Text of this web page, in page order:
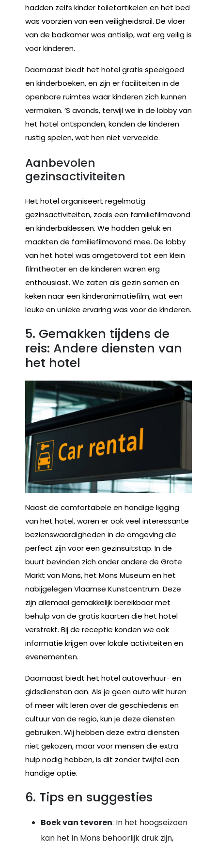
hadden zelfs kinder toiletartikelen en het bed
was voorzien van een veiligheidsrail. De vloer
van de badkamer was antislip, wat erg veilig is
voor kinderen.
Daarnaast biedt het hotel gratis speelgoed
en kinderboeken, en zijn er faciliteiten in de
openbare ruimtes waar kinderen zich kunnen
vermaken. ‘S avonds, terwijl we in de lobby van
het hotel ontspanden, konden de kinderen
rustig spelen, wat hen niet verveelde.
Aanbevolen
gezinsactiviteiten
Het hotel organiseert regelmatig
gezinsactiviteiten, zoals een familiefilmavond
en kinderbaklessen. We hadden geluk en
maakten de familiefilmavond mee. De lobby
van het hotel was omgetoverd tot een klein
filmtheater en de kinderen waren erg
enthousiast. We zaten als gezin samen en
keken naar een kinderanimatiefilm, wat een
leuke en unieke ervaring was voor de kinderen.
5. Gemakken tijdens de
reis: Andere diensten van
het hotel
Naast de comfortabele en handige ligging
van het hotel, waren er ook veel interessante
bezienswaardigheden in de omgeving die
perfect zijn voor een gezinsuitstap. In de
buurt bevinden zich onder andere de Grote
Markt van Mons, het Mons Museum en het
nabijgelegen Vlaamse Kunstcentrum. Deze
zijn allemaal gemakkelijk bereikbaar met
behulp van de gratis kaarten die het hotel
verstrekt. Bij de receptie konden we ook
informatie krijgen over lokale activiteiten en
evenementen.
Daarnaast biedt het hotel autoverhuur- en
gidsdiensten aan. Als je geen auto wilt huren
of meer wilt leren over de geschiedenis en
cultuur van de regio, kun je deze diensten
gebruiken. Wij hebben deze extra diensten
niet gekozen, maar voor mensen die extra
hulp nodig hebben, is dit zonder twijfel een
handige optie.
6. Tips en suggesties
Boek van tevoren: In het hoogseizoen
kan het in Mons behoorlijk druk zijn,